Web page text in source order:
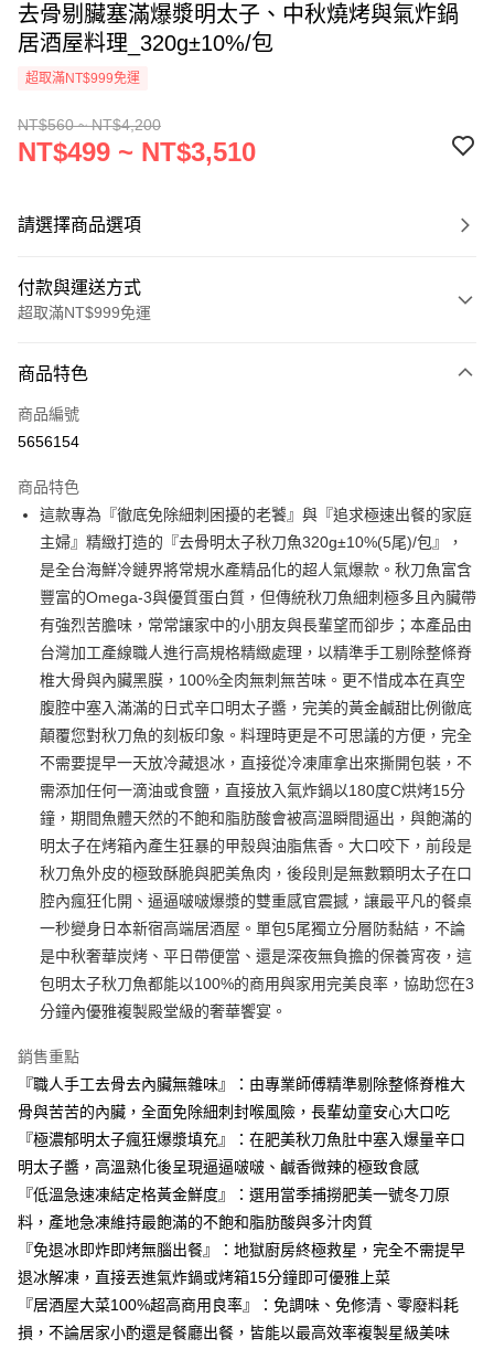
去骨剔臟塞滿爆漿明太子、中秋燒烤與氣炸鍋
居酒屋料理_320g±10%/包
超取滿NT$999免運
NT$560 ~ NT$4,200
NT$499 ~ NT$3,510
請選擇商品選項
付款與運送方式
超取滿NT$999免運
信用卡一次付款
信用卡分期付款
合作金庫商業銀行
華南商業銀行
彰化商業銀行
上海商業儲蓄銀行
台北富邦商業銀行
國泰世華商業銀行
兆豐國際商業銀行
臺灣中小企業銀行
台中商業銀行
匯豐（台灣）商業銀行
華泰商業銀行
聯邦商業銀行
遠東國際商業銀行
元大商業銀行
永豐商業銀行
玉山商業銀行
星展（台灣）商業銀行
台新國際商業銀行
中國信託商業銀行
台灣樂天信用卡公司
6 期 0 利率 每期
華南商業銀行
彰化商業銀行
上海商業儲蓄銀行
台北富邦商業銀行
國泰世華商業銀行
兆豐國際商業銀行
臺灣中小企業銀行
台中商業銀行
匯豐（台灣）商業銀行
華泰商業銀行
聯邦商業銀行
遠東國際商業銀行
元大商業銀行
永豐商業銀行
玉山商業銀行
星展（台灣）商業銀行
台新國際商業銀行
中國信託商業銀行
台灣樂天信用卡公司
LINE Pay
Apple Pay
悠遊付
ATM付款
貨到付款
運送方式
冷凍7-11取貨(快速到店，到貨後4天內需取貨)
每筆NT$150，滿NT$999(含以上)免運費
每筆NT$150，滿NT$999(含以上)免運費
冷凍宅配-紙箱裝
每筆NT$150，滿NT$999(含以上)免運費
冷凍貨到付款
商品特色
商品編號
5656154
商品特色
這款專為『徹底免除細刺困擾的老饕』與『追求極速出餐的家庭
主婦』精緻打造的『去骨明太子秋刀魚320g±10%(5尾)/包』，
是全台海鮮冷鏈界將常規水產精品化的超人氣爆款。秋刀魚富含
豐富的Omega-3與優質蛋白質，但傳統秋刀魚細刺極多且內臟帶
有強烈苦膽味，常常讓家中的小朋友與長輩望而卻步；本產品由
台灣加工產線職人進行高規格精緻處理，以精準手工剔除整條脊
椎大骨與內臟黑膜，100%全肉無刺無苦味。更不惜成本在真空
腹腔中塞入滿滿的日式辛口明太子醬，完美的黃金鹹甜比例徹底
顛覆您對秋刀魚的刻板印象。料理時更是不可思議的方便，完全
不需要提早一天放冷藏退冰，直接從冷凍庫拿出來撕開包裝，不
需添加任何一滴油或食鹽，直接放入氣炸鍋以180度C烘烤15分
鐘，期間魚體天然的不飽和脂肪酸會被高溫瞬間逼出，與飽滿的
明太子在烤箱內產生狂暴的甲殼與油脂焦香。大口咬下，前段是
秋刀魚外皮的極致酥脆與肥美魚肉，後段則是無數顆明太子在口
腔內瘋狂化開、逼逼啵啵爆漿的雙重感官震撼，讓最平凡的餐桌
一秒變身日本新宿高端居酒屋。單包5尾獨立分層防黏結，不論
是中秋奢華炭烤、平日帶便當、還是深夜無負擔的保養宵夜，這
包明太子秋刀魚都能以100%的商用與家用完美良率，協助您在3
分鐘內優雅複製殿堂級的奢華饗宴。
銷售重點
『職人手工去骨去內臟無雜味』：由專業師傅精準剔除整條脊椎大
骨與苦苦的內臟，全面免除細刺封喉風險，長輩幼童安心大口吃
『極濃郁明太子瘋狂爆漿填充』：在肥美秋刀魚肚中塞入爆量辛口
明太子醬，高溫熟化後呈現逼逼啵啵、鹹香微辣的極致食感
『低溫急速凍結定格黃金鮮度』：選用當季捕撈肥美一號冬刀原
料，產地急凍維持最飽滿的不飽和脂肪酸與多汁肉質
『免退冰即炸即烤無腦出餐』：地獄廚房終極救星，完全不需提早
退冰解凍，直接丟進氣炸鍋或烤箱15分鐘即可優雅上菜
『居酒屋大菜100%超高商用良率』：免調味、免修清、零廢料耗
損，不論居家小酌還是餐廳出餐，皆能以最高效率複製星級美味